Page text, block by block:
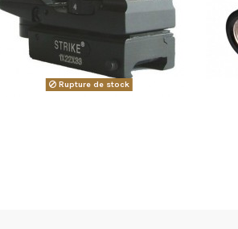
Rupture de stock